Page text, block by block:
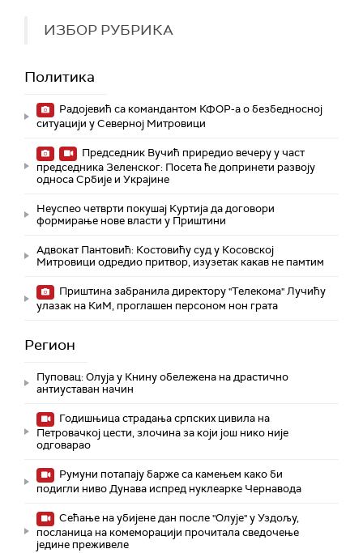
ИЗБОР РУБРИКА
Политика
Радојевић са командантом КФОР-а о безбедносној
ситуацији у Северној Митровици
Председник Вучић приредио вечеру у част
председника Зеленског: Посета ће допринети развоју
односа Србије и Украјине
Неуспео четврти покушај Куртија да договори
формирање нове власти у Приштини
Адвокат Пантовић: Костовићу суд у Косовској
Митровици одредио притвор, изузетак какав не памтим
Приштина забранила директору "Телекома" Лучићу
улазак на КиМ, проглашен персоном нон грата
Регион
Пуповац: Олуја у Книну обележена на драстично
антиуставан начин
Годишњица страдања српских цивила на
Петровачкој цести, злочина за који још нико није
одговарао
Румуни потапају барже са камењем како би
подигли ниво Дунава испред нуклеарке Чернавода
Сећање на убијене дан после "Олује" у Уздољу,
посланица на комеморацији прочитала сведочење
једине преживеле